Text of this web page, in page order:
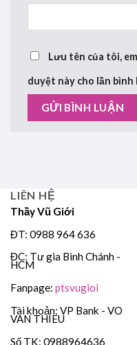
Lưu tên của tôi,
duyệt này cho lần
LIÊN HỆ
Thầy Vũ Giới
ĐT: 0988 964 636
ĐC: Tư gia Bình Chánh -
HCM
Fanpage: ptsvugioi
Tài khoản: VP Bank - VO
VAN THIEU
Số TK: 0988964636